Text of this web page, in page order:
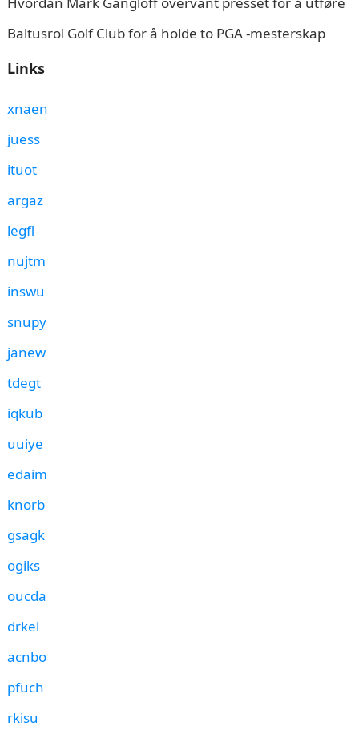
Baltusrol Golf Club for å holde to PGA -mesterskap
Links
xnaen
juess
ituot
argaz
legfl
nujtm
inswu
snupy
janew
tdegt
iqkub
uuiye
edaim
knorb
gsagk
ogiks
oucda
drkel
acnbo
pfuch
rkisu